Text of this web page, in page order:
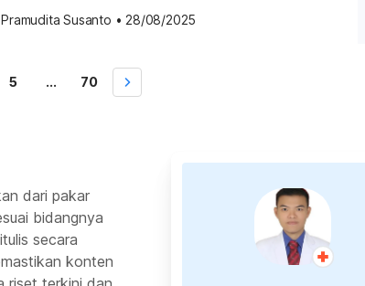
lain yang perlu wanita ketahui? Simak
ulasan di bawah ini! Seperti apa bentuk rahim
pembuahan sel telur […]
Susanto • 28/08/2025
5 ... 70
dari pakar
bidangnya
secara
konten